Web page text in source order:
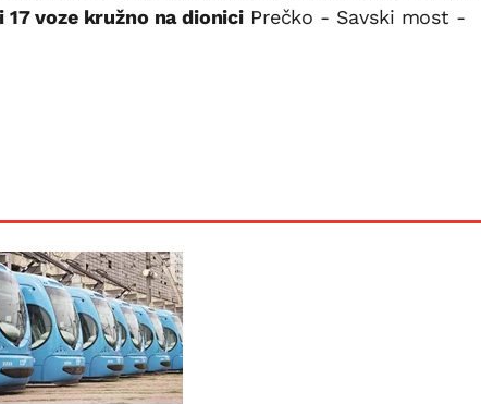
voze kružno na dionici Prečko - Savski most -